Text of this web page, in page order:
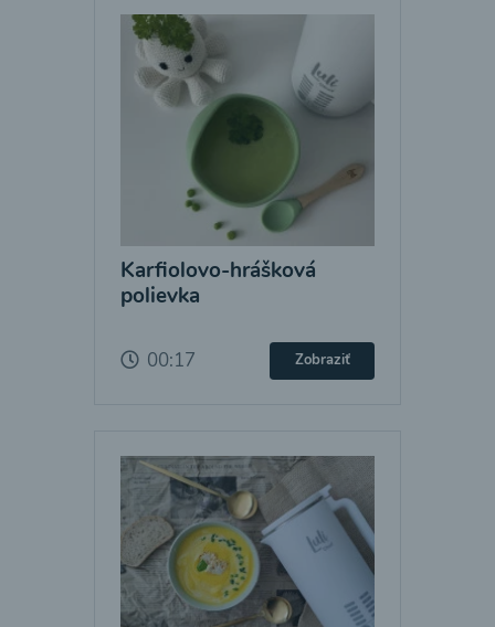
Karfiolovo-hrášková
polievka
00:17 Zobraziť